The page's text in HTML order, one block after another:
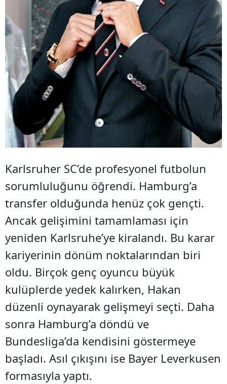
Karlsruher SC’de profesyonel futbolun
sorumluluğunu öğrendi. Hamburg’a
transfer olduğunda henüz çok gençti.
Ancak gelişimini tamamlaması için
yeniden Karlsruhe’ye kiralandı. Bu karar
kariyerinin dönüm noktalarından biri
oldu. Birçok genç oyuncu büyük
kulüplerde yedek kalırken, Hakan
düzenli oynayarak gelişmeyi seçti. Daha
sonra Hamburg’a döndü ve
Bundesliga’da kendisini göstermeye
başladı. Asıl çıkışını ise Bayer Leverkusen
formasıyla yaptı.